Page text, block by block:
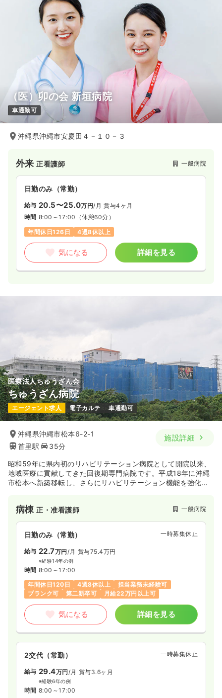
（医）卯の会 新垣病院
車通勤可
沖縄県沖縄市安慶田４－１０－３
外来正看護師 一般病院
日勤のみ（常勤）
給与 20.5〜25.0万円/月 賞与4ヶ月
時間 8:00～17:00 （休憩60分）
年間休日126日
4週8休以上
気になる 詳細を見る
医療法人ちゅうざん会
ちゅうざん病院
エージェント求人 電子カルテ 車通勤可
沖縄県沖縄市松本6-2-1
首里駅
35分
施設詳細
昭和59年に県内初のリハビリテーション病院として開院以来、
地域医療に貢献してきた回復期専門病院です。平成18年に沖縄
市松本へ新築移転し、さらにリハビリテーション機能を強化。
「地域と一体化し開かれた病院」を目指します。
病棟正・准看護師 一般病院
日勤のみ（常勤） 一時募集休止
給与 22.7万円 /月 賞与75.4万円
※経験14年の例
時間 8:00～17:00
年間休日120日
4週8休以上
担当業務未経験可
ブランク可
第二新卒可 月給22万円以上可
気になる 詳細を見る
2交代（常勤） 一時募集休止
給与 29.4万円 /月 賞与3.6ヶ月
※経験6年の例
時間 8:00～17:00